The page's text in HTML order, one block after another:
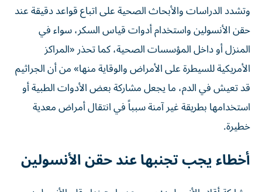
وتشدد الدراسات والأبحاث الصحية على اتباع قواعد دقيقة عند
حقن الأنسولين واستخدام أدوات قياس السكر، سواء في
المنزل أو داخل المؤسسات الصحية، كما تحذر «المراكز
الأمريكية للسيطرة على الأمراض والوقاية منها» من أن الجراثيم
قد تعيش في الدم، ما يجعل مشاركة بعض الأدوات الطبية أو
استخدامها بطريقة غير آمنة سبباً في انتقال أمراض معدية
خطيرة.
أخطاء يجب تجنبها عند حقن الأنسولين